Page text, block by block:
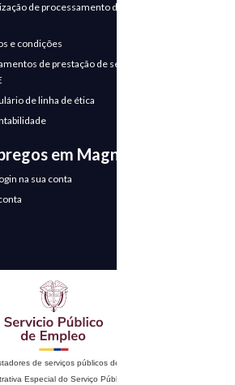
de processamento de
e condições
de prestação de serviços
de linha de ética
em Magneto
na sua conta
de serviços públicos de emprego. Autorizado
Especial do Serviço Público de Emprego de